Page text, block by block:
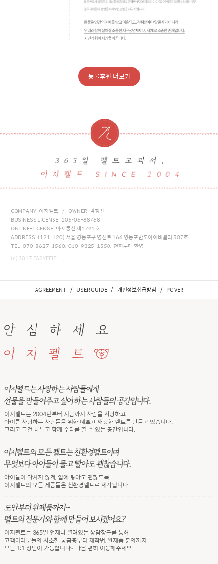
동물후원 더보기
COMPANY 이지펠트 / OWNER 박정선
BUSINESS LICENSE 105-06-88768
ONLINE-LICENSE 마포통신 제1791호
ADDRESS (121-120) 서울 영등포구 영신로 166 영등포반도아이비밸리 507호
TEL 070-8627-1560, 010-9325-1550, 전화구매 환영
(c) 2017 EASYFELT
AGREEMENT / USER GUIDE / 개인정보취급방침 / PC VER
이지펠트는 2004년부터 지금까지 사람을 사랑하고
아이를 사랑하는 사람들을 위한 예쁘고 깨끗한 펠트를 만들고 있습니다.
그리고 그걸 나누고 함께 수다를 떨 수 있는 공간입니다.
아이들이 다치지 않게, 입에 닿아도 괜찮도록
이지펠트의 모든 제품들은 친환경펠트로 제작됩니다.
이지펠트는 365일 언제나 열려있는 상담창구를 통해
고객여러분들의 사소한 궁금증부터 제작법, 완제품 문의까지
모든 1:1 상담이 가능합니다~ 마음 편히 이용해주세요.